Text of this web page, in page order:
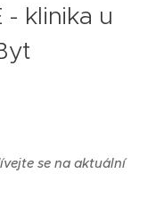
- klinika u
se na aktuální